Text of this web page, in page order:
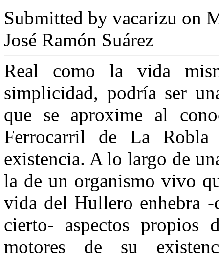
Submitted by vacarizu on
José Ramón Suárez
Real como la vida
simplicidad, podría ser
que se aproxime al
Ferrocarril de La Robla
existencia. A lo largo de
la de un organismo vivo
vida del Hullero enhebra
cierto- aspectos propios
motores de su